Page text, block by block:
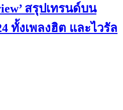
สรุปเทรนด์บน
ทั้งเพลงฮิต และไวรัล